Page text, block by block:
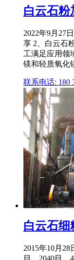
白云石粉
2022年9月27
享 2、白云石
工满足应用领
镁和轻质氧化
联系电话: 180
白云石细
2015年10月